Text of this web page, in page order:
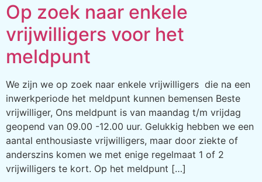
Op zoek naar enkele
vrijwilligers voor het
meldpunt
We zijn we op zoek naar enkele vrijwilligers die na een
inwerkperiode het meldpunt kunnen bemensen Beste
vrijwilliger, Ons meldpunt is van maandag t/m vrijdag
geopend van 09.00 -12.00 uur. Gelukkig hebben we een
aantal enthousiaste vrijwilligers, maar door ziekte of
anderszins komen we met enige regelmaat 1 of 2
vrijwilligers te kort. Op het meldpunt […]